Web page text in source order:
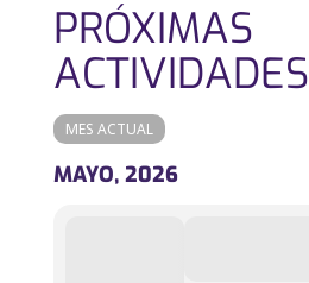
PRÓXIMAS
ACTIVIDADES
MES ACTUAL
MAYO, 2026